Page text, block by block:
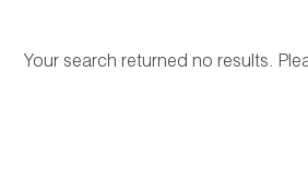
Your search returned no results.